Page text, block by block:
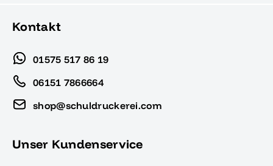
Kontakt
01575 517 86 19
06151 7866664
shop@schuldruckerei.com
Unser Kundenservice